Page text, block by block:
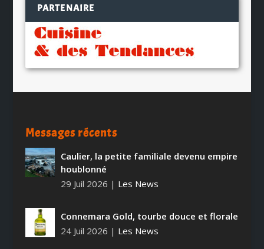
PARTENAIRE
Messages récents
Caulier, la petite familiale devenu empire
houblonné
29 Juil 2026 | Les News
Connemara Gold, tourbe douce et florale
24 Juil 2026 | Les News